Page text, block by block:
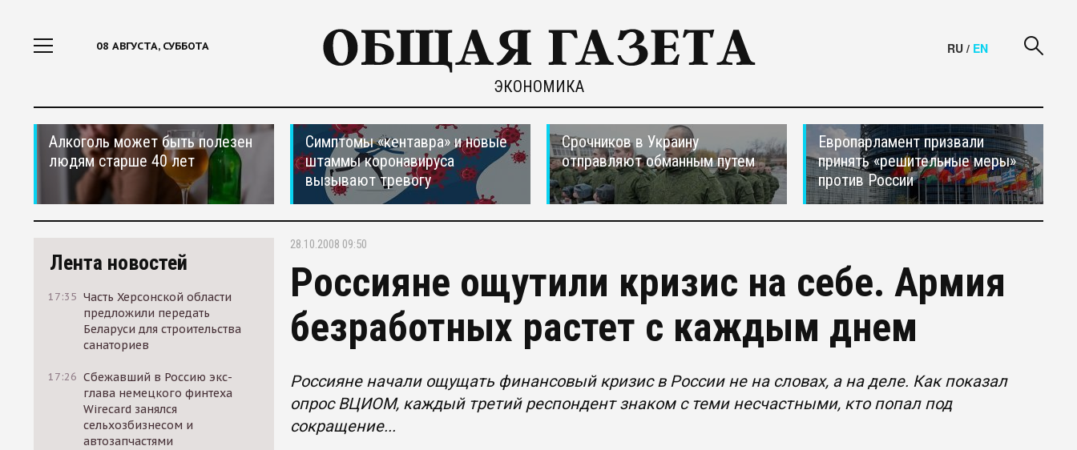
08 АВГУСТА, СУББОТА
ЭКОНОМИКА
RU / EN
Алкоголь может быть полезен
людям старше 40 лет
Симптомы «кентавра» и новые
штаммы коронавируса
вызывают тревогу
Срочников в Украину
отправляют обманным путем
Европарламент призвали
принять «решительные меры»
против России
Лента новостей
17:35 Часть Херсонской области
предложили передать
Беларуси для строительства
санаториев
17:26 Сбежавший в Россию экс-
глава немецкого финтеха
Wirecard занялся
сельхозбизнесом и
автозапчастями
28.10.2008 09:50
Россияне ощутили кризис на себе. Армия
безработных растет с каждым днем
Россияне начали ощущать финансовый кризис в России не на словах, а на деле. Как показал
опрос ВЦИОМ, каждый третий респондент знаком с теми несчастными, кто попал под
сокращение...